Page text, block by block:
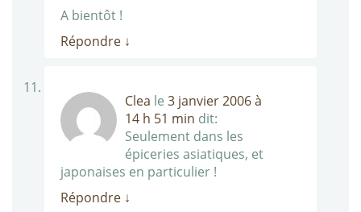
A bientôt !
Répondre ↓
Clea le 3 janvier 2006 à
14 h 51 min dit:
Seulement dans les
épiceries asiatiques, et
japonaises en particulier !
Répondre ↓